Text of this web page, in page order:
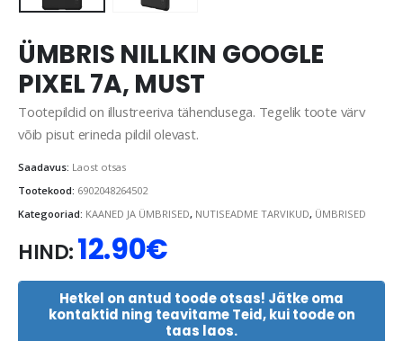
ÜMBRIS NILLKIN GOOGLE
PIXEL 7A, MUST
Tootepildid on illustreeriva tähendusega. Tegelik toote värv
võib pisut erineda pildil olevast.
Saadavus: Laost otsas
Tootekood: 6902048264502
Kategooriad: KAANED JA ÜMBRISED, NUTISEADME TARVIKUD, ÜMBRISED
HIND:12.90€
Hetkel on antud toode otsas! Jätke oma
kontaktid ning teavitame Teid, kui toode on
taas laos.